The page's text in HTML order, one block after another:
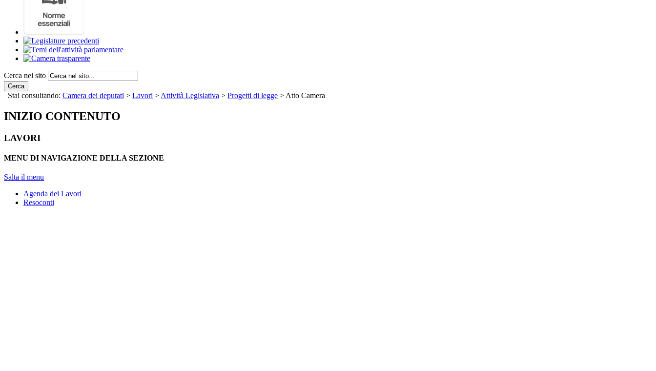
Cerca nel sito
Cerca
Stai consultando: Camera dei deputati > Lavori > Attività Legislativa > Progetti di legge > Atto Camera
INIZIO CONTENUTO
LAVORI
MENU DI NAVIGAZIONE DELLA SEZIONE
Salta il menu
Agenda dei Lavori
Resoconti